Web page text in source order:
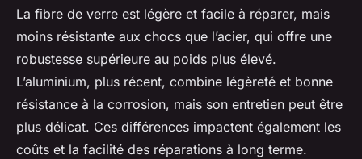
La fibre de verre est légère et facile à réparer, mais
moins résistante aux chocs que l’acier, qui offre une
robustesse supérieure au poids plus élevé.
L’aluminium, plus récent, combine légèreté et bonne
résistance à la corrosion, mais son entretien peut être
plus délicat. Ces différences impactent également les
coûts et la facilité des réparations à long terme.